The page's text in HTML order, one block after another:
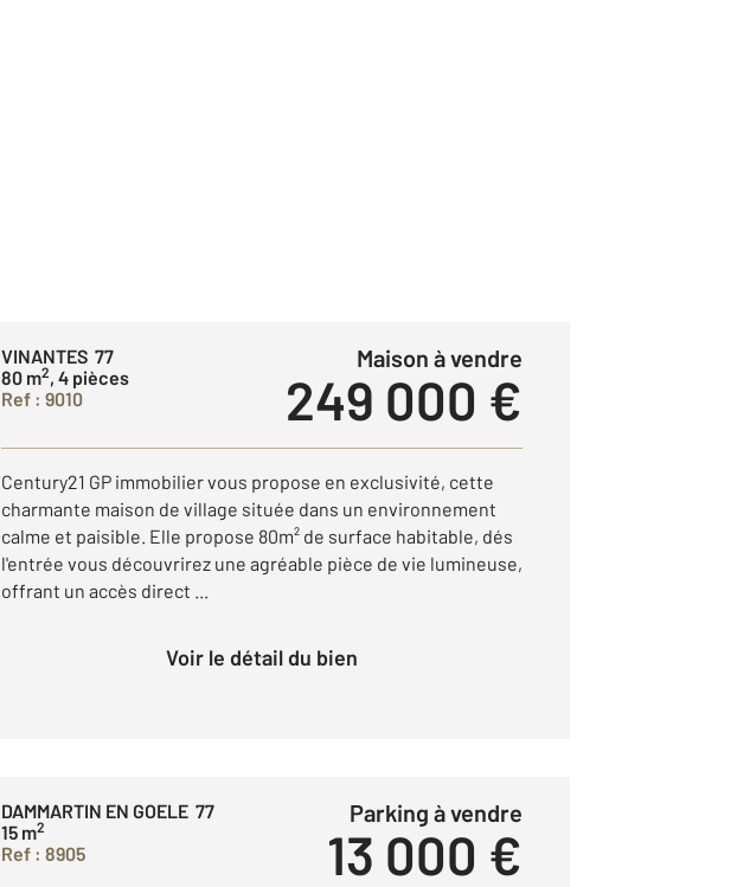
VINANTES 77
80 m2, 4 pièces
Ref : 9010
Maison à vendre
249 000 €
Century21 GP immobilier vous propose en exclusivité, cette
charmante maison de village située dans un environnement
calme et paisible. Elle propose 80m² de surface habitable, dés
l'entrée vous découvrirez une agréable pièce de vie lumineuse,
offrant un accès direct ...
Voir le détail du bien
DAMMARTIN EN GOELE 77
15 m2
Ref : 8905
Parking à vendre
13 000 €